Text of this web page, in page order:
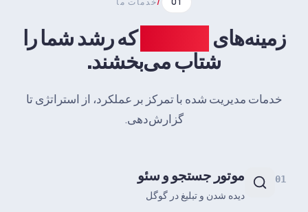
زمینه‌های
که رشد شما را
شتاب می‌بخشند.
خدمات مدیریت شده با تمرکز بر عملکرد، از استراتژی تا
گزارش‌دهی.
01 موتور جستجو و سئو
دیده شدن و تبلیغ در گوگل